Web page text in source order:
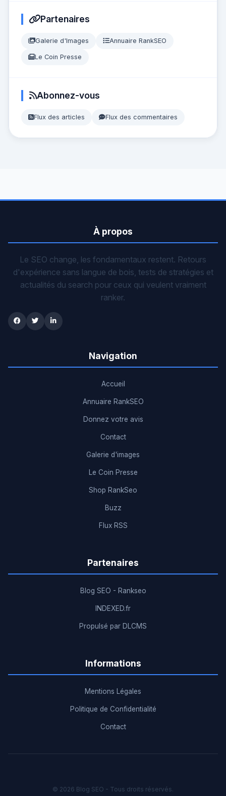
Partenaires
Galerie d'Images Annuaire RankSEO
Le Coin Presse
Abonnez-vous
Flux des articles Flux des commentaires
À propos
Le SEO change, les fondamentaux restent. Retours
d'expérience sans langue de bois, tests de stratégies et
actualités du search pour ceux qui veulent vraiment
ranker.
Navigation
Accueil
Annuaire RankSEO
Donnez votre avis
Contact
Galerie d'images
Le Coin Presse
Shop RankSeo
Buzz
Flux RSS
Partenaires
Blog SEO - Rankseo
INDEXED.fr
Propulsé par DLCMS
Informations
Mentions Légales
Politique de Confidentialité
Contact
© 2026 Blog SEO - Tous droits réservés.